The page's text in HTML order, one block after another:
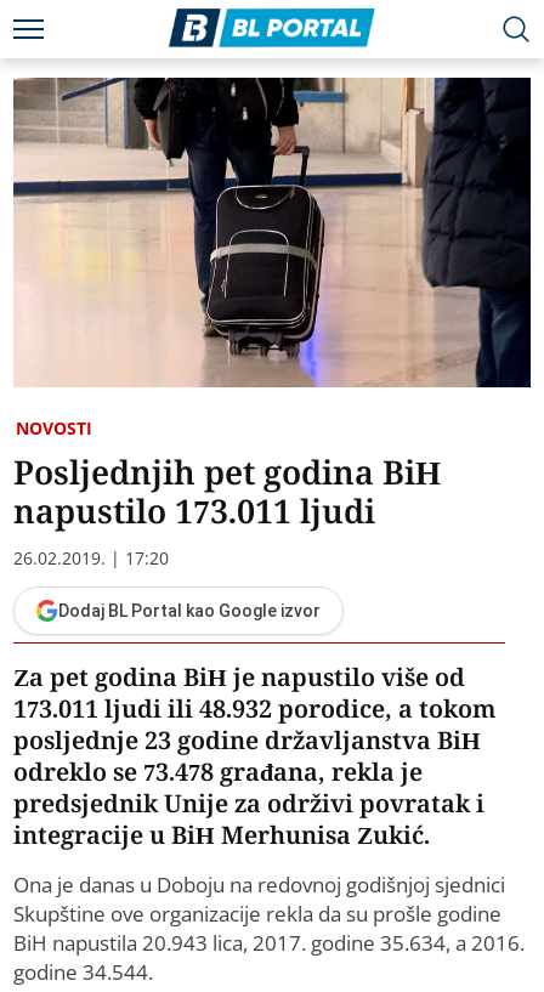
NOVOSTI
Posljednjih pet godina BiH
napustilo 173.011 ljudi
26.02.2019. | 17:20
Dodaj BL Portal kao Google izvor
Za pet godina BiH je napustilo više od
173.011 ljudi ili 48.932 porodice, a tokom
posljednje 23 godine državljanstva BiH
odreklo se 73.478 građana, rekla je
predsjednik Unije za održivi povratak i
integracije u BiH Merhunisa Zukić.
Ona je danas u Doboju na redovnoj godišnjoj sjednici
Skupštine ove organizacije rekla da su prošle godine
BiH napustila 20.943 lica, 2017. godine 35.634, a 2016.
godine 34.544.